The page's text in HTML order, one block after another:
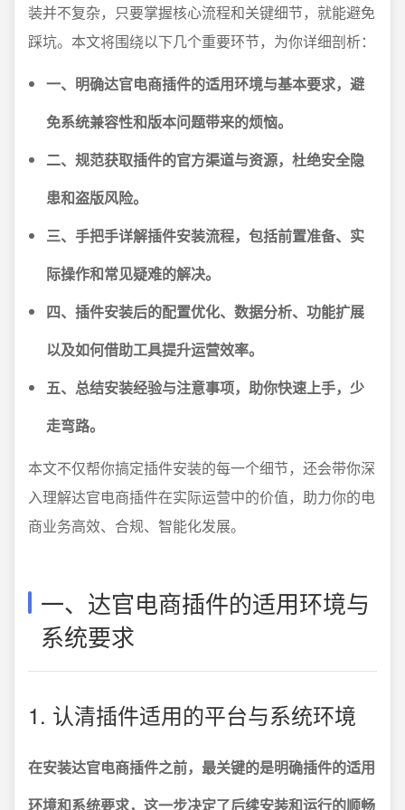
装并不复杂，只要掌握核心流程和关键细节，就能避免
踩坑。本文将围绕以下几个重要环节，为你详细剖析：
一、明确达官电商插件的适用环境与基本要求，避
免系统兼容性和版本问题带来的烦恼。
二、规范获取插件的官方渠道与资源，杜绝安全隐
患和盗版风险。
三、手把手详解插件安装流程，包括前置准备、实
际操作和常见疑难的解决。
四、插件安装后的配置优化、数据分析、功能扩展
以及如何借助工具提升运营效率。
五、总结安装经验与注意事项，助你快速上手，少
走弯路。
本文不仅帮你搞定插件安装的每一个细节，还会带你深
入理解达官电商插件在实际运营中的价值，助力你的电
商业务高效、合规、智能化发展。
一、达官电商插件的适用环境与
系统要求
1. 认清插件适用的平台与系统环境
在安装达官电商插件之前，最关键的是明确插件的适用
环境和系统要求，这一步决定了后续安装和运行的顺畅